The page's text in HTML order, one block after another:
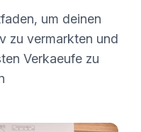
um deinen
zu vermarkten und
Verkaeufe zu